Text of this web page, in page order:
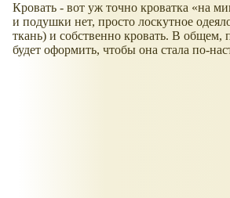
Кровать - вот уж точно кроватка
на
и подушки нет, просто лоскутное
ткань) и собственно кровать. В общем,
будет оформить, чтобы она стала по-